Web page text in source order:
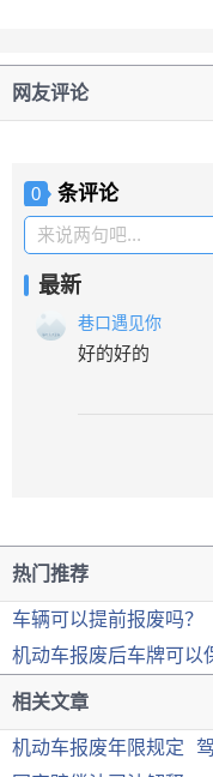
网友评论
0 条评论
来说两句吧...
最新
巷口遇见你
好的好的
热门推荐
车辆可以提前报废吗？
机动车报废后车牌可以
相关文章
机动车报废年限规定